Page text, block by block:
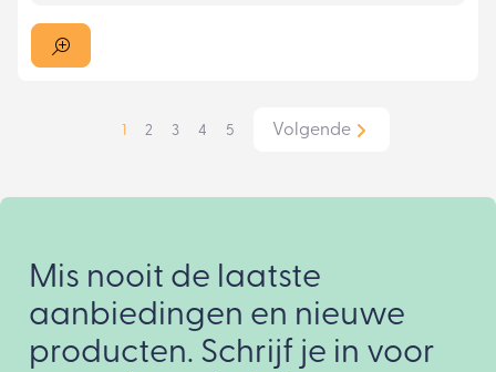
1 2 3 4 5 Volgende
Mis nooit de laatste
aanbiedingen en nieuwe
producten. Schrijf je in voor